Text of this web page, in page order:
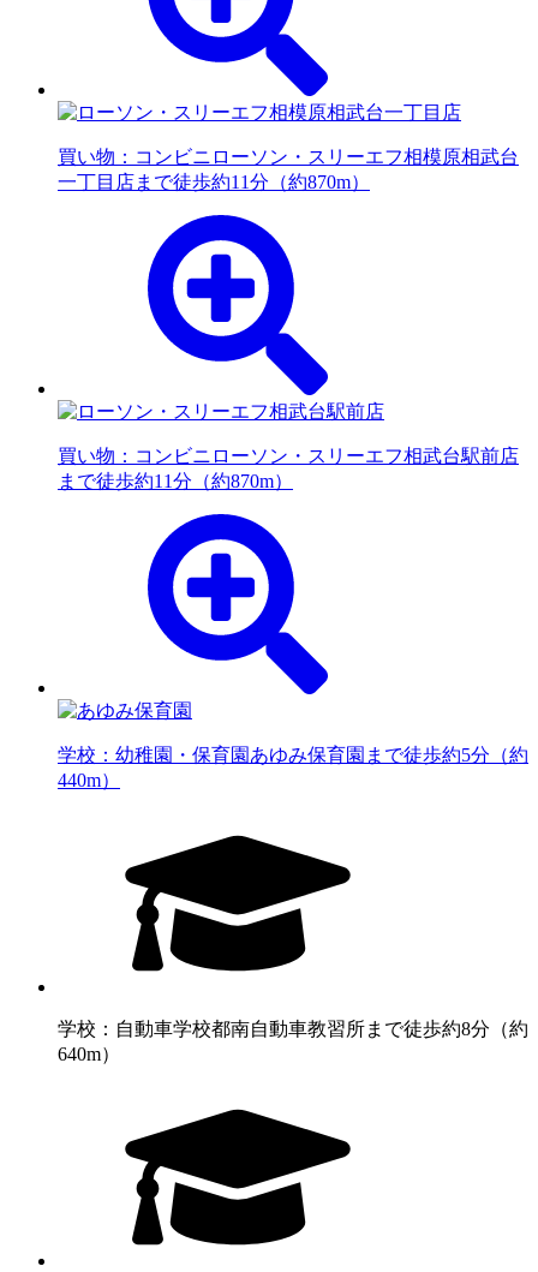
買い物：コンビニ ローソン・スリーエフ相模原相武台
一丁目店まで徒歩約11分（約870m）
買い物：コンビニ ローソン・スリーエフ相武台駅前店
まで徒歩約11分（約870m）
学校：幼稚園・保育園 あゆみ保育園まで徒歩約5分（約
440m）
学校：自動車学校都南自動車教習所まで徒歩約8分（約
640m）